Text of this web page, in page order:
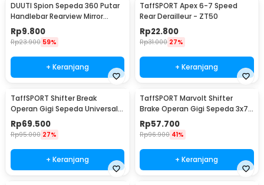
DUUTI Spion Sepeda 360 Putar
Handlebar Rearview Mirror
Universal 1 PCS - LY4437
Rp9.800
Rp23.900 59%
+ Keranjang
TaffSPORT Apex 6-7 Speed
Rear Derailleur - ZT50
Rp22.800
Rp31.000 27%
+ Keranjang
TaffSPORT Shifter Break
Operan Gigi Sepeda Universal
3x9 Speed 2 PCS - SL-M370
Rp69.500
Rp95.000 27%
+ Keranjang
TaffSPORT Marvolt Shifter
Brake Operan Gigi Sepeda 3x7
Speed 2 PCS - EF500-7
Rp57.700
Rp96.900 41%
+ Keranjang